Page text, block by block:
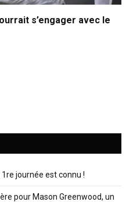
s’engager avec le
journée est connu !
pour Mason Greenwood, un